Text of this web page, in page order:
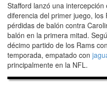
Stafford lanzó una
diferencia del primer juego,
pérdidas de balón contra
balón en la primera mitad.
décimo partido de los Rams
temporada, empatado con
principalmente en la NFL.